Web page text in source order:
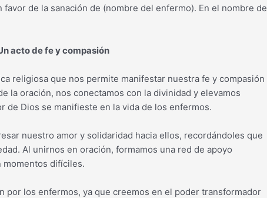
de la sanación de (nombre del enfermo). En el nombre de
acto de fe y compasión
religiosa que nos permite manifestar nuestra fe y compasión
la oración, nos conectamos con la divinidad y elevamos
de Dios se manifieste en la vida de los enfermos.
nuestro amor y solidaridad hacia ellos, recordándoles que
Al unirnos en oración, formamos una red de apoyo
momentos difíciles.
por los enfermos, ya que creemos en el poder transformador